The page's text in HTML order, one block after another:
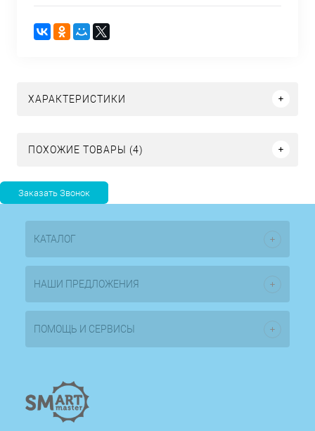
ХАРАКТЕРИСТИКИ
ПОХОЖИЕ ТОВАРЫ (4)
КАТАЛОГ
НАШИ ПРЕДЛОЖЕНИЯ
ПОМОЩЬ И СЕРВИСЫ